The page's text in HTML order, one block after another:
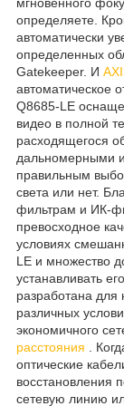
определяете.
автоматически
определенных
Gatekeeper. И
автоматическое
Q8685-LE
видео в полной
расходящегося
дальномерными
правильным
света или нет.
фильтрам и ИК-
превосходное
условиях
LE и множество
устанавливать
разработана
различных
экономичного
расстояния .
оптические
восстановления
сетевую линию